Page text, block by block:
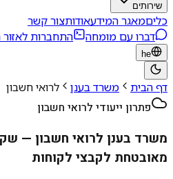
שירותים
כליםמאגר המידעאודותצור קשר
דברו עם מומחה
התחברות לאזור
he
דף הבית משרד בענן לרואי חשבון
פתרון ייעודי לרואי חשבון
משרד בענן לרואי חשבון —
מאובטחת לקבצי לקוחות